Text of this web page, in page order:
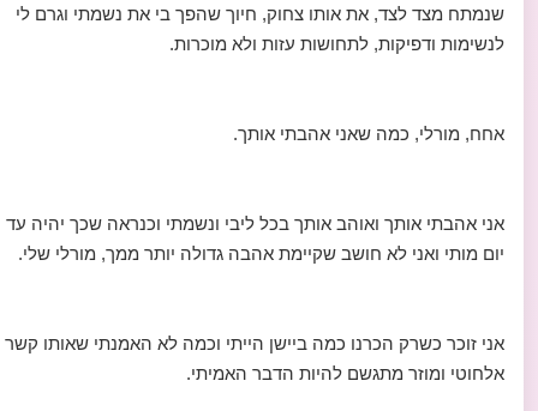
שנמתח מצד לצד, את אותו צחוק, חיוך שהפך בי את נשמתי וגרם לי
לנשימות ודפיקות, לתחושות עזות ולא מוכרות.
אחח, מורלי, כמה שאני אהבתי אותך.
אני אהבתי אותך ואוהב אותך בכל ליבי ונשמתי וכנראה שכך יהיה עד
יום מותי ואני לא חושב שקיימת אהבה גדולה יותר ממך, מורלי שלי.
אני זוכר כשרק הכרנו כמה ביישן הייתי וכמה לא האמנתי שאותו קשר
אלחוטי ומוזר מתגשם להיות הדבר האמיתי.